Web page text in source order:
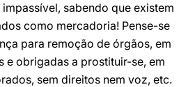
sabendo que existem
como mercadoria! Pense-se
para remoção de órgãos, em
e obrigadas a prostituir-se, em
sem direitos nem voz, etc.